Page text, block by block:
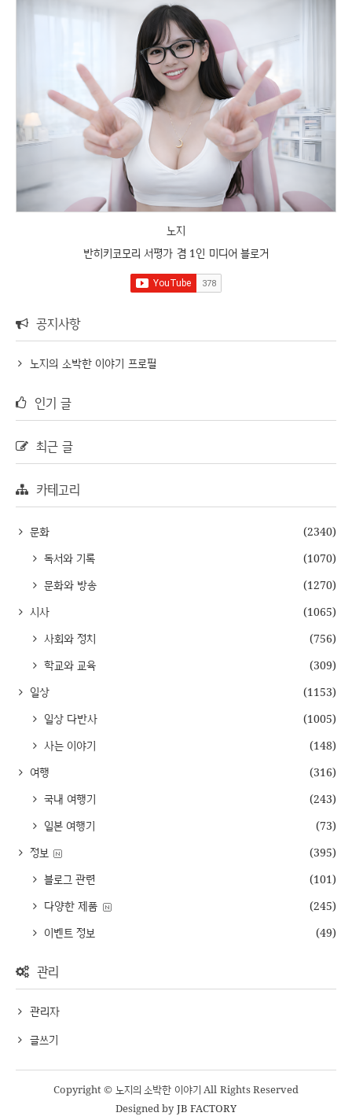
노지
반히키코모리 서평가 겸 1인 미디어 블로거
공지사항
노지의 소박한 이야기 프로필
인기 글
최근 글
카테고리
문화
(2340)
독서와 기록
(1070)
문화와 방송
(1270)
시사
(1065)
사회와 정치
(756)
학교와 교육
(309)
일상
(1153)
일상 다반사
(1005)
사는 이야기
(148)
여행
(316)
국내 여행기
(243)
일본 여행기
(73)
정보
(395)
블로그 관련
(101)
다양한 제품
(245)
이벤트 정보
(49)
관리
관리자
글쓰기
Copyright © 노지의 소박한 이야기 All Rights Reserved
Designed byJB FACTORY